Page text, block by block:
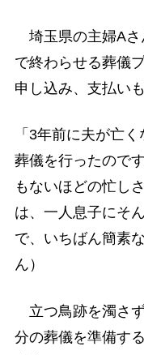
埼玉県の主婦Aさ
で終わらせる葬儀
申し込み、支払い
「3年前に夫が亡
葬儀を行ったので
もないほどの忙し
は、一人息子にそ
で、いちばん簡素
ん）
立つ鳥跡を濁さ
分の葬儀を準備す